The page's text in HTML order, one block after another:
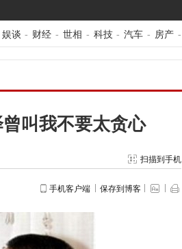
娱谈 - 财经 - 世相 - 科技 - 汽车 - 房产 -
叫我不要太贪心
扫描到手机
手机客户端 保存到博客